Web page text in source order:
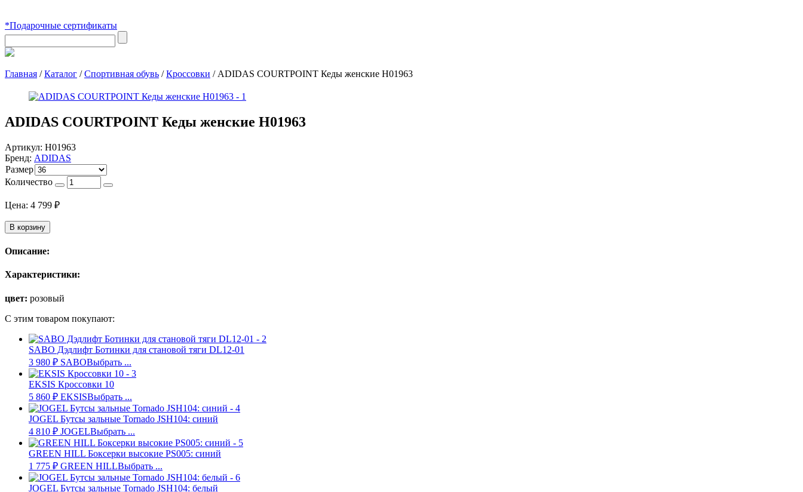
*Подарочные сертификаты
Главная /Каталог /Спортивная обувь /Кроссовки / ADIDAS COURTPOINT Кеды женские H01963
ADIDAS COURTPOINT Кеды женские H01963
Артикул: H01963
Бренд: ADIDAS
Размер
Количество
Цена: 4 799 ₽
В корзину
Описание:
Характеристики:
цвет: розовый
С этим товаром покупают:
SABO Дэдлифт Ботинки для становой тяги DL12-01
3 980 ₽ SABOВыбрать ...
EKSIS Кроссовки 10
5 860 ₽ EKSISВыбрать ...
JOGEL Бутсы зальные Tornado JSH104: синий
4 810 ₽ JOGELВыбрать ...
GREEN HILL Боксерки высокие PS005: синий
1 775 ₽ GREEN HILLВыбрать ...
JOGEL Бутсы зальные Tornado JSH104: белый